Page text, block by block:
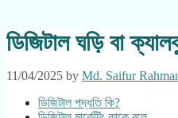
ডিজিটাল ঘড়ি বা
11/04/2025 by Md. Saifur
ডিজিটাল পদ্ধতি কি?